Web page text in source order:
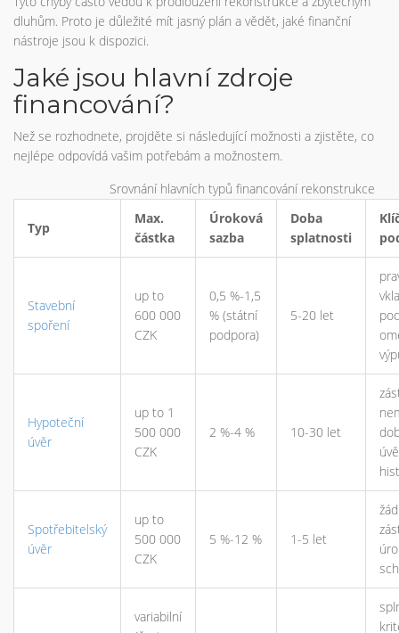
dluhům. Proto je důležité mít jasný plán a vědět, jaké finanční
nástroje jsou k dispozici.
Jaké jsou hlavní zdroje
financování?
Než se rozhodnete, projděte si následující možnosti a zjistěte, co
nejlépe odpovídá vašim potřebám a možnostem.
Srovnání hlavních typů financování rekonstrukce
Typ
Max.
částka
Úroková
sazba
Doba
splatnosti
Stavební
spoření
up to
600 000
CZK
0,5 %-1,5
% (státní
podpora)
5-20 let
Hypoteční
úvěr
up to 1
500 000
CZK
2 %-4 % 10-30 let
Spotřebitelský
úvěr
up to
500 000
CZK
5 %-12 % 1-5 let
variabilní